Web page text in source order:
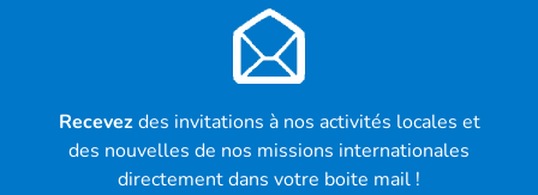
Recevezdes invitations à nos activités locales et
des nouvelles de nos missions internationales
directement dans votre boite mail !